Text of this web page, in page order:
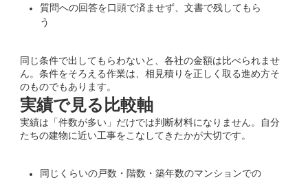
質問への回答を口頭で済ませず、文書で残してもら
う
同じ条件で出してもらわないと、各社の金額は比べられませ
ん。条件をそろえる作業は、相見積りを正しく取る進め方そ
のものでもあります。
実績で見る比較軸
実績は「件数が多い」だけでは判断材料になりません。自分
たちの建物に近い工事をこなしてきたかが大切です。
同じくらいの戸数・階数・築年数のマンションでの